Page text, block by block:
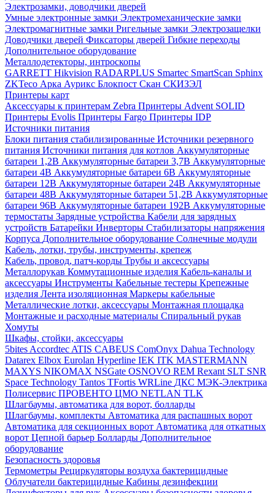
Электрозамки, доводчики дверей
Умные электронные замки Электромеханические замки
Электромагнитные замки Ригельные замки Электрозащелки
Доводчики дверей Фиксаторы дверей Гибкие переходы
Дополнительное оборудование
Металлодетекторы, интроскопы
GARRETT Hikvision RADARPLUS Smartec SmartScan Sphinx
ZKTeco Арка Аурикс Блокпост Скан СКИЗЭЛ
Принтеры карт
Аксессуары к принтерам Zebra Принтеры Advent SOLID
Принтеры Evolis Принтеры Fargo Принтеры IDP
Источники питания
Блоки питания стабилизированные Источники резервного
питания Источники питания для котлов Аккумуляторные
батареи 1,2В Аккумуляторные батареи 3,7В Аккумуляторные
батареи 4В Аккумуляторные батареи 6В Аккумуляторные
батареи 12В Аккумуляторные батареи 24В Аккумуляторные
батареи 48В Аккумуляторные батареи 51,2В Аккумуляторные
батареи 96В Аккумуляторные батареи 192В Аккумуляторные
термостаты Зарядные устройства Кабели для зарядных
устройств Батарейки Инверторы Стабилизаторы напряжения
Корпуса Дополнительное оборудование Солнечные модули
Кабель, лотки, трубы, инструменты, крепеж
Кабель, провод, патч-корды Трубы и аксессуары
Металлорукав Коммутационные изделия Кабель-каналы и
аксессуары Инструменты Кабельные тестеры Крепежные
изделия Лента изоляционная Маркеры кабельные
Металлические лотки, аксессуары Монтажная площадка
Монтажные и расходные материалы Спиральный рукав
Хомуты
Шкафы, стойки, аксессуары
5bites Accordtec ATIS CABEUS ComOnyx Dahua Technology
Datarex Elbox Eurolan Hyperline IEK ITK MASTERMANN
MAXYS NIKOMAX NSGate OSNOVO REM Rexant SLT SNR
Space Technology Tantos TFortis WRLine ДКС МЭК-Электрика
Полисервис ПРОВЕНТО ЦМО NETLAN TLK
Шлагбаумы, автоматика для ворот, болларды
Шлагбаумы, комплекты Автоматика для распашных ворот
Автоматика для секционных ворот Автоматика для откатных
ворот Цепной барьер Болларды Дополнительное
оборудование
Безопасность здоровья
Термометры Рециркуляторы воздуха бактерицидные
Облучатели бактерицидные Кабины дезинфекции